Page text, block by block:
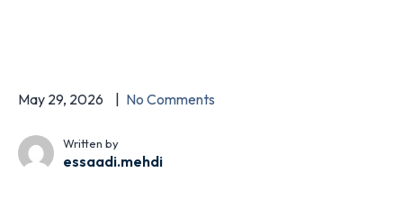
May 29, 2026 No Comments
Written by
essaadi.mehdi